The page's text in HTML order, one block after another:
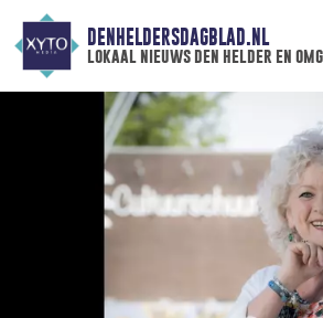
DENHELDERSDAGBLAD.NL
lokaal nieuws den helder en